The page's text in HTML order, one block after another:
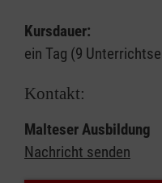
Kursdauer:
ein Tag (9
Kontakt:
Malteser Ausbildung
Nachricht senden